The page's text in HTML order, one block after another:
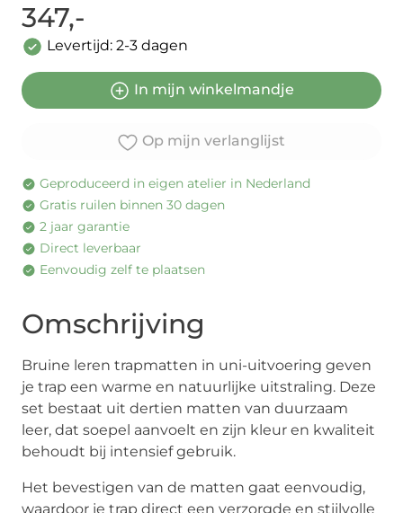
347,-
Levertijd: 2-3 dagen
In mijn winkelmandje
Op mijn verlanglijst
Geproduceerd in eigen atelier in Nederland
Gratis ruilen binnen 30 dagen
2 jaar garantie
Direct leverbaar
Eenvoudig zelf te plaatsen
Omschrijving
Bruine leren trapmatten in uni-uitvoering geven
je trap een warme en natuurlijke uitstraling. Deze
set bestaat uit dertien matten van duurzaam
leer, dat soepel aanvoelt en zijn kleur en kwaliteit
behoudt bij intensief gebruik.
Het bevestigen van de matten gaat eenvoudig,
waardoor je trap direct een verzorgde en stijlvolle